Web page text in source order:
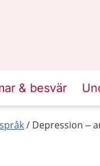
& besvär
Depression –